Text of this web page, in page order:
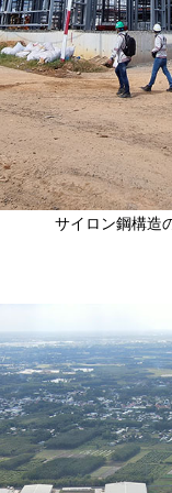
サイロン鋼構造